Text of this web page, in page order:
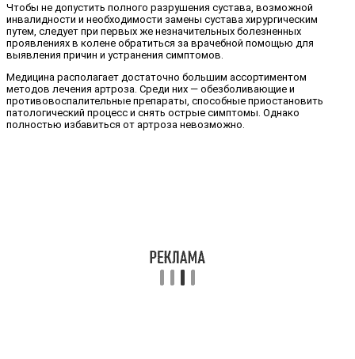
Чтобы не допустить полного разрушения сустава, возможной
инвалидности и необходимости замены сустава хирургическим
путем, следует при первых же незначительных болезненных
проявлениях в колене обратиться за врачебной помощью для
выявления причин и устранения симптомов.
Медицина располагает достаточно большим ассортиментом
методов лечения артроза. Среди них — обезболивающие и
противовоспалительные препараты, способные приостановить
патологический процесс и снять острые симптомы. Однако
полностью избавиться от артроза невозможно.